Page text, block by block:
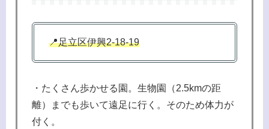
📍足立区伊興2-18-19
・たくさん歩かせる園。生物園（2.5kmの距
離）までも歩いて遠足に行く。そのため体力が
付く。